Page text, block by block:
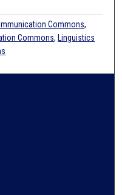
Commons,
Commons,Linguistics